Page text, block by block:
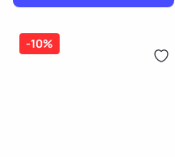
-10%